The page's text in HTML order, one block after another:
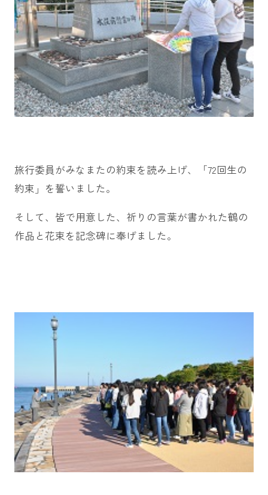
旅行委員がみなまたの約束を読み上げ、「72回生の
約束」を誓いました。
そして、皆で用意した、祈りの言葉が書かれた鶴の
作品と花束を記念碑に奉げました。